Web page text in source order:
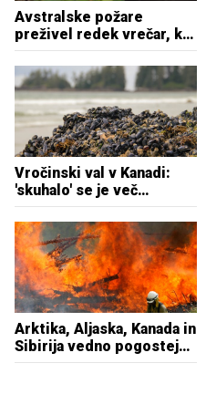
Avstralske požare
preživel redek vrečar, ki
pogine po množičnem
parjenju
Vročinski val v Kanadi:
'skuhalo' se je več
milijonov obalnih živali,
pustošijo požari
Arktika, Aljaska, Kanada in
Sibirija vedno pogosteje
v krempljih ognjenih